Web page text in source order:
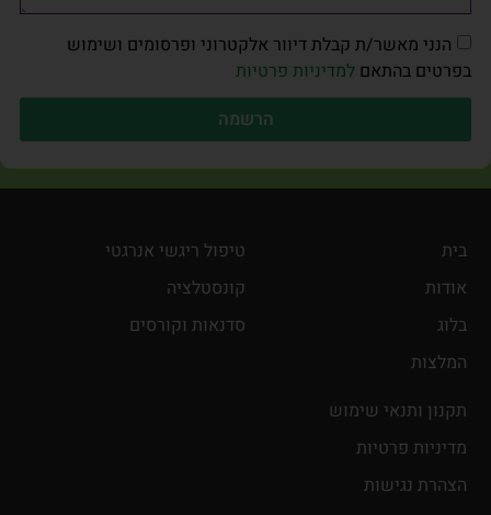
הנני מאשר/ת קבלת דיוור אלקטרוני ופרסומים ושימוש
בפרטים בהתאם למדיניות פרטיות
הרשמה
בית
אודות
בלוג
המלצות
טיפול ריגשי אנרגטי
קונסטלציה
סדנאות וקורסים
תקנון ותנאי שימוש
מדיניות פרטיות
הצהרת נגישות